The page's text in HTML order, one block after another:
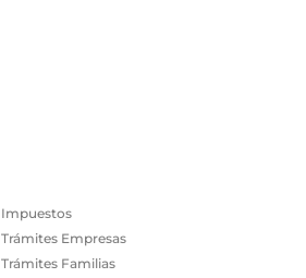
Impuestos
Trámites Empresas
Trámites Familias